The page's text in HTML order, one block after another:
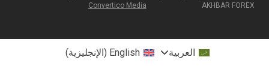
AKHBAR FOREX
Convertico Media
العربية English
(الإنجليزية)